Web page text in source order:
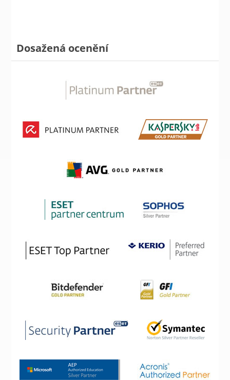
Dosažená ocenění